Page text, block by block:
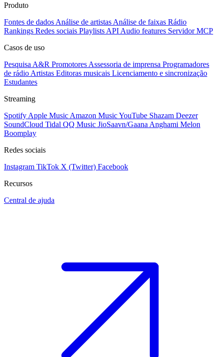
Produto
Fontes de dados Análise de artistas Análise de faixas Rádio
Rankings Redes sociais Playlists API Audio features Servidor MCP
Casos de uso
Pesquisa A&R Promotores Assessoria de imprensa Programadores
de rádio Artistas Editoras musicais Licenciamento e sincronização
Estudantes
Streaming
Spotify Apple Music Amazon MusicYouTube Shazam Deezer
SoundCloud Tidal QQ Music JioSaavn/Gaana Anghami Melon
Boomplay
Redes sociais
Instagram TikTok X (Twitter) Facebook
Recursos
Central de ajuda